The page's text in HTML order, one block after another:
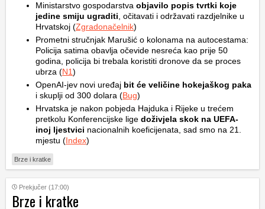
Ministarstvo gospodarstva objavilo popis tvrtki koje
jedine smiju ugraditi , očitavati i održavati razdjelnike u
Hrvatskoj (Zgradonačelnik)
Prometni stručnjak Marušić o kolonama na autocestama:
Policija satima obavlja očevide nesreća kao prije 50
godina, policija bi trebala koristiti dronove da se proces
ubrza (N1)
OpenAI-jev novi uređaj bit će veličine hokejaškog paka
i skuplji od 300 dolara (Bug)
Hrvatska je nakon pobjeda Hajduka i Rijeke u trećem
pretkolu Konferencijske lige doživjela skok na UEFA-
inoj ljestvici nacionalnih koeficijenata, sad smo na 21.
mjestu (Index)
Brze i kratke
Prekjučer (17:00)
Brze i kratke